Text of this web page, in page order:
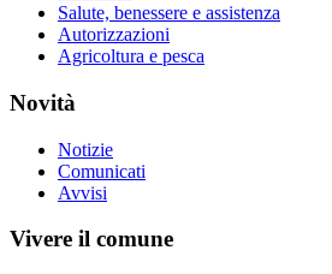
Salute, benessere e assistenza
Autorizzazioni
Agricoltura e pesca
Novità
Notizie
Comunicati
Avvisi
Vivere il comune